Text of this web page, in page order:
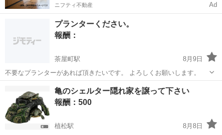
ニフティ不動産 Ad
プランターください。
報酬：
茶屋町駅
8月9日
不要なプランターがあれば頂きたいです。 よろしくお願いします。
買いたい/ください
亀のシェルター隠れ家を譲って下さい
報酬：500
植松駅
8月8日